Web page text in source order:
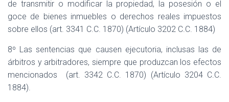
de transmitir o modificar la propiedad, la posesión o el
goce de bienes inmuebles o derechos reales impuestos
sobre ellos (art. 3341 C.C. 1870) (Artículo 3202 C.C. 1884)
8º Las sentencias que causen ejecutoria, inclusas las de
árbitros y arbitradores, siempre que produzcan los efectos
mencionados
(art. 3342 C.C. 1870) (Artículo 3204 C.C.
1884).